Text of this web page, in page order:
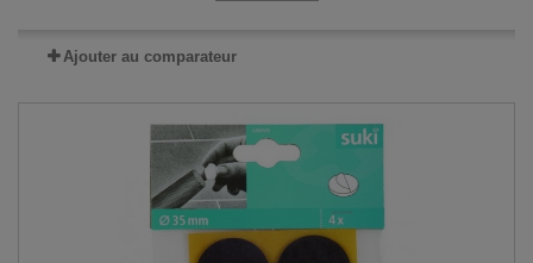
Ajouter au comparateur